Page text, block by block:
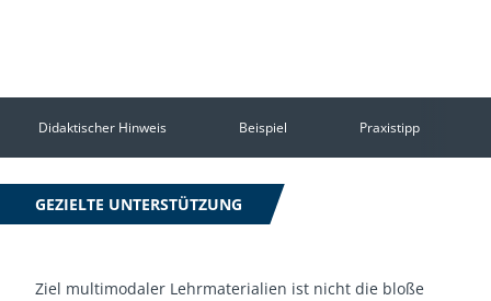
Didaktischer Hinweis Beispiel Praxistipp
GEZIELTE UNTERSTÜTZUNG
Ziel multimodaler Lehrmaterialien ist nicht die bloße